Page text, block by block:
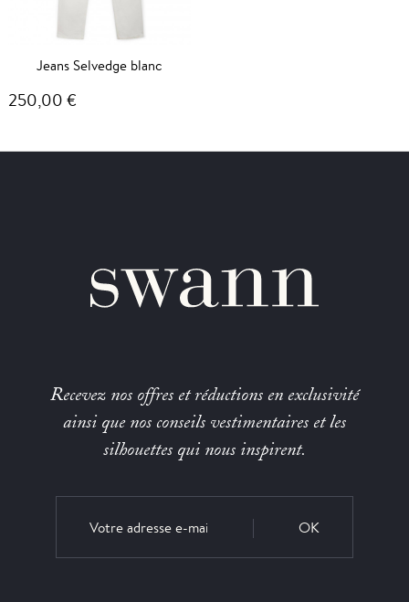
Jeans Selvedge blanc
250,00 €
Recevez nos offres et réductions en exclusivité
ainsi que nos conseils vestimentaires et les
silhouettes qui nous inspirent.
OK